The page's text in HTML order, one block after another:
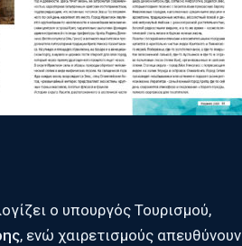
ο υπουργός Τουρισμού,
, ενώ χαιρετισμούς απευθύνουν